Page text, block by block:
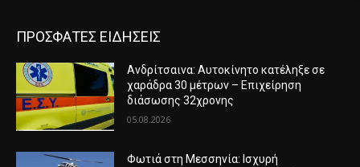
ΠΡΟΣΦΑΤΕΣ ΕΙΔΗΣΕΙΣ
Ανδρίτσαινα: Αυτοκίνητο κατέληξε σε
χαράδρα 30 μέτρων – Επιχείρηση
διάσωσης 32χρονης
05.08.2026
Φωτιά στη Μεσσηνία: Ισχυρή